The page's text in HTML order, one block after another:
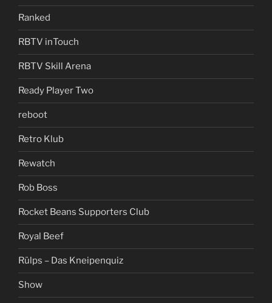
Ranked
RBTV inTouch
RBTV Skill Arena
Ready Player Two
reboot
Retro Klub
Rewatch
Rob Boss
Rocket Beans Supporters Club
Royal Beef
Rülps – Das Kneipenquiz
Show